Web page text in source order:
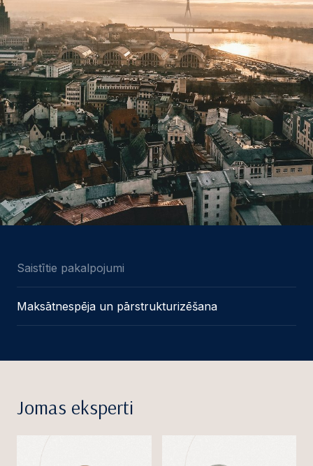
Saistītie pakalpojumi
Maksātnespēja un pārstrukturizēšana
Jomas eksperti